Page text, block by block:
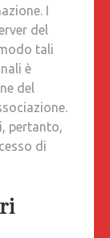
I
del
tali
è
del
pertanto,
di